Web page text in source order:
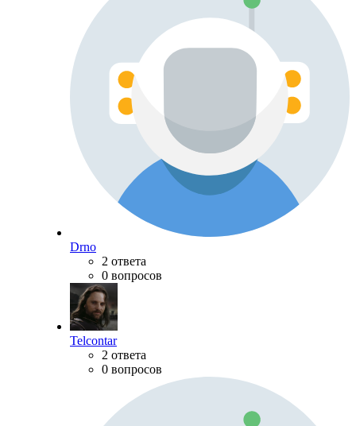
Drno
2 ответа
0 вопросов
Telcontar
2 ответа
0 вопросов